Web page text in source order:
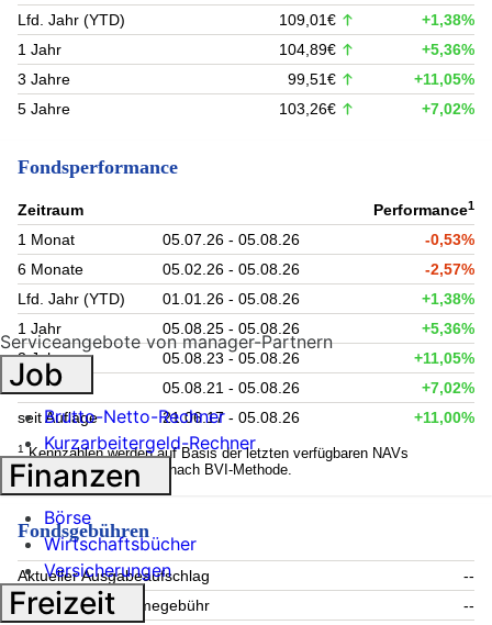
Lfd. Jahr (YTD)
109,01€
+1,38%
1 Jahr
104,89€
+5,36%
3 Jahre
99,51€
+11,05%
5 Jahre
103,26€ +7,02%
Fondsperformance
Zeitraum Performance1
1 Monat 05.07.26 - 05.08.26
-0,53%
6 Monate
05.02.26 - 05.08.26
-2,57%
Lfd. Jahr (YTD)
01.01.26 - 05.08.26
+1,38%
1 Jahr
05.08.25 - 05.08.26
+5,36%
3 Jahre
05.08.23 - 05.08.26
+11,05%
5 Jahre
05.08.21 - 05.08.26
+7,02%
seit Auflage
21.06.17 - 05.08.26 +11,00%
1Kennzahlen werden auf Basis der letzten verfügbaren NAVs
berechnet. Berechnung nach BVI-Methode.
Fondsgebühren
Aktueller Ausgabeaufschlag
--
Aktuelle Rücknahmegebühr
--
Serviceangebote von manager-Partnern
Job
Brutto-Netto-Rechner
Kurzarbeitergeld-Rechner
Finanzen
Börse
Wirtschaftsbücher
Versicherungen
Freizeit